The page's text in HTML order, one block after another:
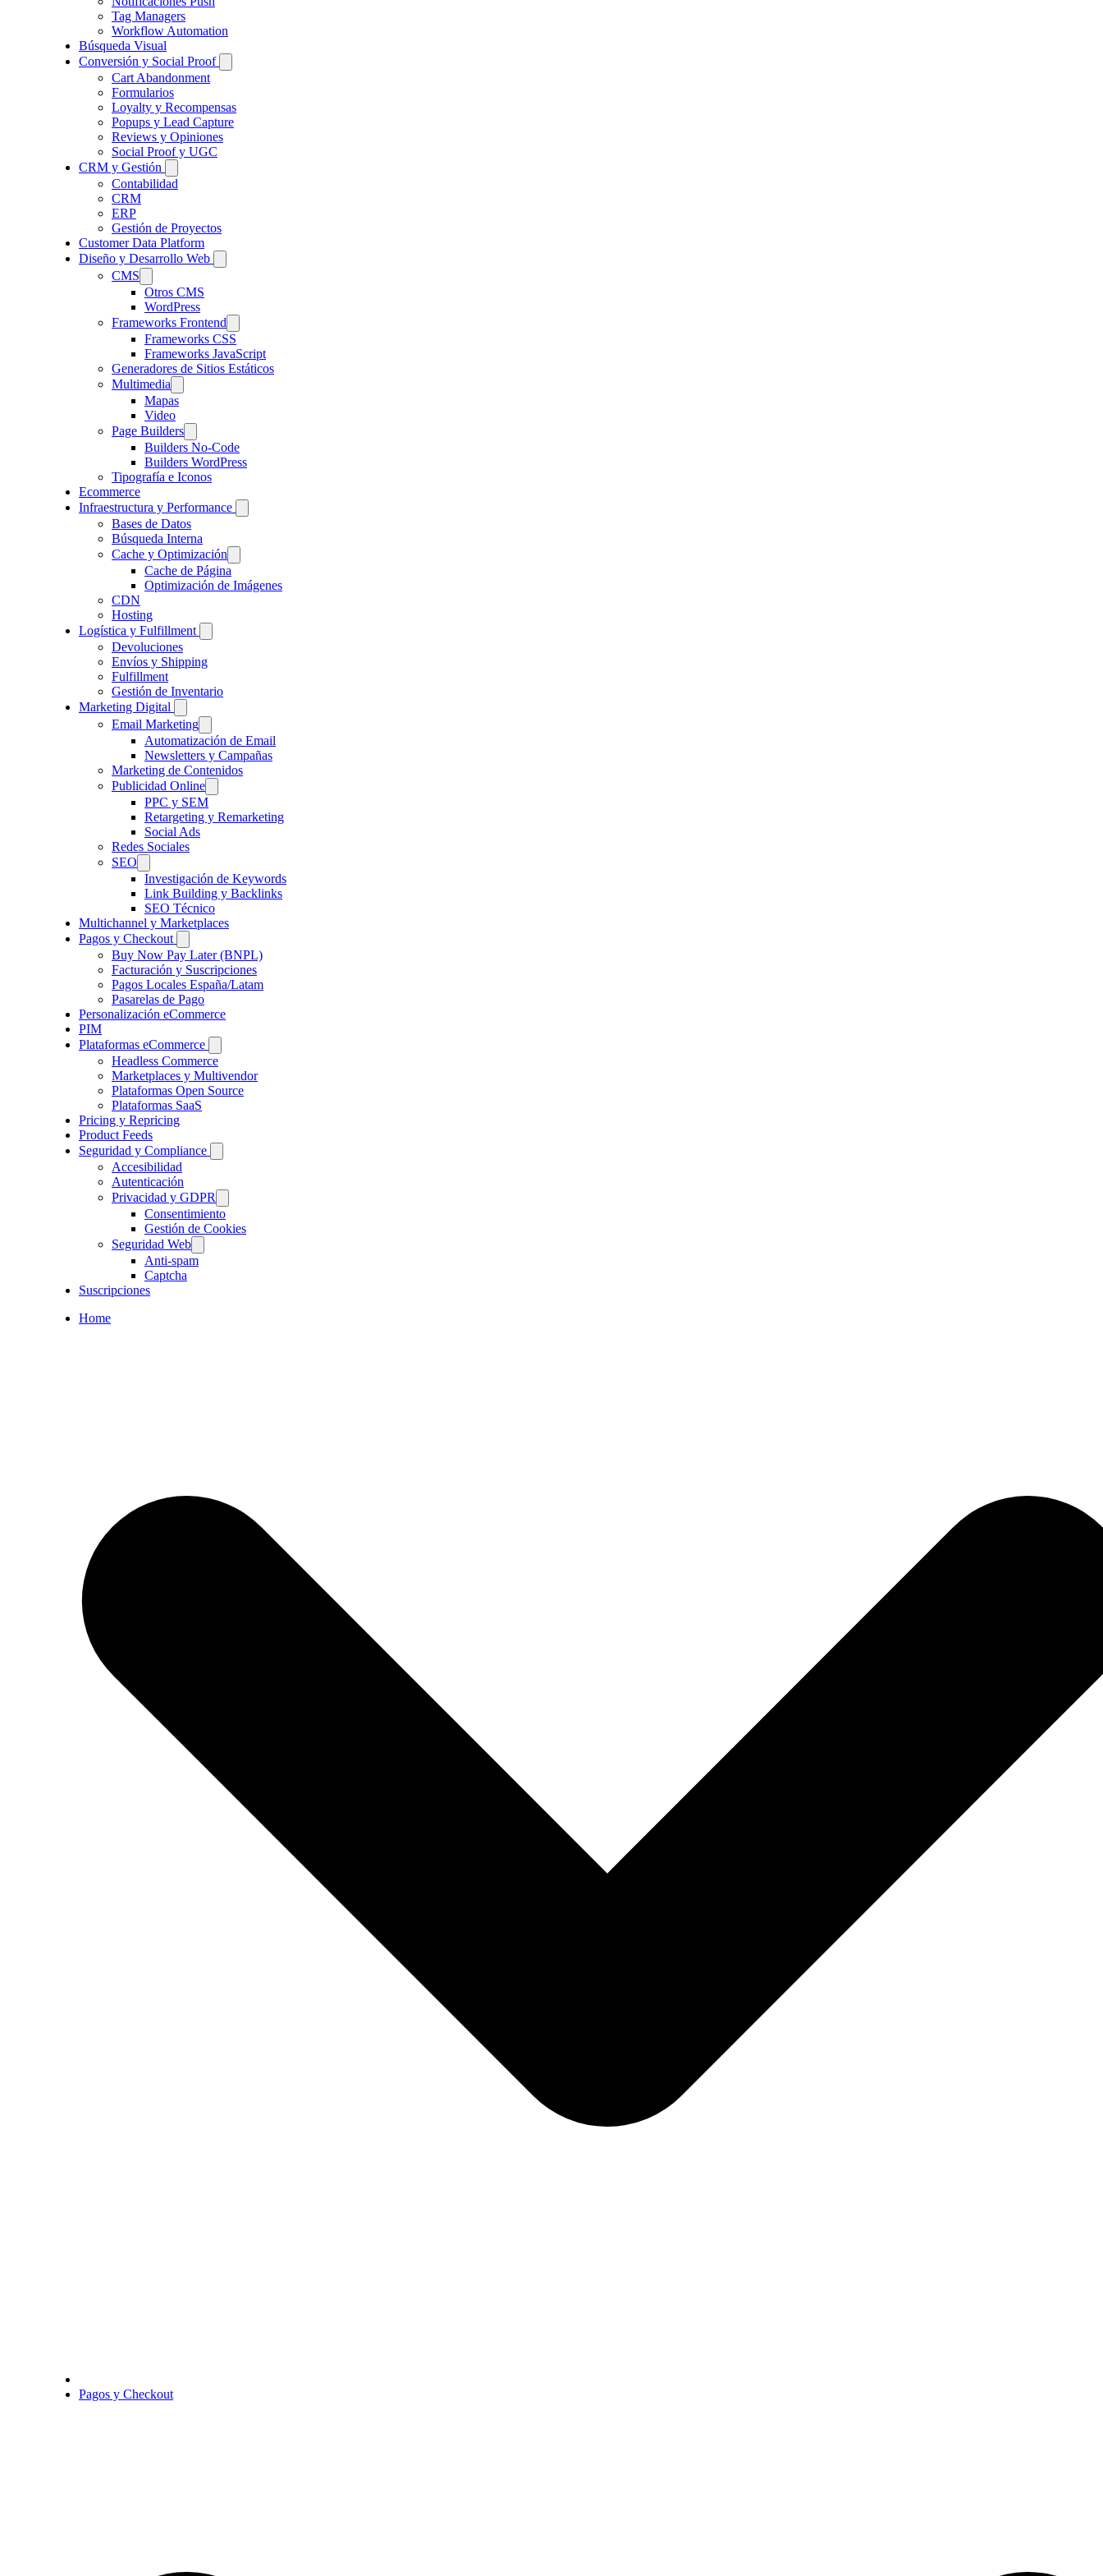
Tag Managers
Workflow Automation
Búsqueda Visual
Conversión y Social Proof
Cart Abandonment
Formularios
Loyalty y Recompensas
Popups y Lead Capture
Reviews y Opiniones
Social Proof y UGC
CRM y Gestión
Contabilidad
CRM
ERP
Gestión de Proyectos
Customer Data Platform
Diseño y Desarrollo Web
CMS
Otros CMS
WordPress
Frameworks Frontend
Frameworks CSS
Frameworks JavaScript
Generadores de Sitios Estáticos
Multimedia
Mapas
Video
Page Builders
Builders No-Code
Builders WordPress
Tipografía e Iconos
Ecommerce
Infraestructura y Performance
Bases de Datos
Búsqueda Interna
Cache y Optimización
Cache de Página
Optimización de Imágenes
CDN
Hosting
Logística y Fulfillment
Devoluciones
Envíos y Shipping
Fulfillment
Gestión de Inventario
Marketing Digital
Email Marketing
Automatización de Email
Newsletters y Campañas
Marketing de Contenidos
Publicidad Online
PPC y SEM
Retargeting y Remarketing
Social Ads
Redes Sociales
SEO
Investigación de Keywords
Link Building y Backlinks
SEO Técnico
Multichannel y Marketplaces
Pagos y Checkout
Buy Now Pay Later (BNPL)
Facturación y Suscripciones
Pagos Locales España/Latam
Pasarelas de Pago
Personalización eCommerce
PIM
Plataformas eCommerce
Headless Commerce
Marketplaces y Multivendor
Plataformas Open Source
Plataformas SaaS
Pricing y Repricing
Product Feeds
Seguridad y Compliance
Accesibilidad
Autenticación
Privacidad y GDPR
Consentimiento
Gestión de Cookies
Seguridad Web
Anti-spam
Captcha
Suscripciones
Home
Pagos y Checkout